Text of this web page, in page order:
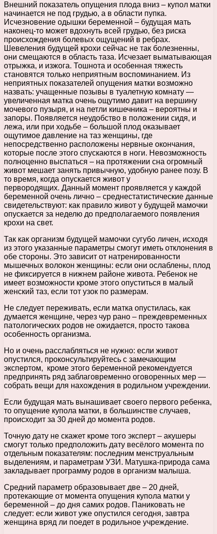
Внешний показатель опущения плода вниз – купол матки
начинается не под грудью, а в области пупка.
Исчезновение одышки беременной – будущая мать
наконец-то может вдохнуть всей грудью, без риска
происхождения болевых ощущений в ребрах.
Шевеления будущей крохи сейчас не так болезненны,
они смещаются в область таза. Исчезает выматывающая
отрыжка, и изжога. Тошнота и особенная тяжесть
становятся только неприятным воспоминанием. Из
неприятных показателей опущения матки возможно
назвать: учащенные позывы в туалетную комнату —
увеличенная матка очень ощутимо давит на вершину
мочевого пузыря, и на петли кишечника – вероятны и
запоры. Появляется неудобство в положении сидя, и
лежа, или при ходьбе – большой плод оказывает
ощутимое давление на таз женщины, где
непосредственно расположены нервные окончания,
которые после этого спускаются в ноги. Невозможность
полноценно выспаться – на протяжении сна огромный
живот мешает занять привычную, удобную ранее позу. В
то время, когда опускается живот у
первородящих. Данный момент проявляется у каждой
беременной очень лично – среднестатистические данные
свидетельствуют: как правило живот у будущей мамочки
опускается за неделю до предполагаемого появления
крохи на свет.
Так как организм будущей мамочки сугубо личен, исходя
из этого указанные параметры смогут иметь отклонения в
обе стороны. Это зависит от натренированности
мышечных волокон женщины: если они ослаблены, плод
не фиксируется в нижнем районе живота. Ребенок не
имеет возможности кроме этого опуститься в малый
женский таз, если тот узок по размерам.
Не следует переживать, если матка опустилась, как
думается женщине, через чур рано – преждевременных
патологических родов не ожидается, просто такова
особенность организма.
Но и очень расслабляться не нужно: если живот
опустился, проконсультируйтесь с замечающим
экспертом, кроме этого беременной рекомендуется
предпринять ряд заблаговременно оговоренных мер —
собрать вещи для нахождения в родильном учреждении.
Если будущая мать вынашивает своего первого ребенка,
то опущение купола матки, в большинстве случаев,
происходит за 30 дней до момента родов.
Точную дату не скажет кроме того эксперт – акушеры
смогут только предположить дату весёлого момента по
отдельным показателям: последним менструальным
выделениям, и параметрам УЗИ. Матушка-природа сама
закладывает программу родов в организм малыша.
Средний параметр образовывает две – 20 дней,
протекающие от момента опущения купола матки у
беременной – до дня самих родов. Паниковать не
следует: если живот уже опустился сегодня, завтра
женщина вряд ли поедет в родильное учреждение.